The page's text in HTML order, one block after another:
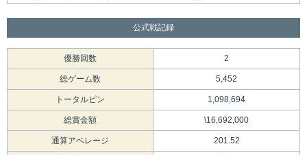
公式戦記録
優勝回数 2
総ゲーム数 5,452
トータルピン 1,098,694
総賞金額 \16,692,000
通算アベレージ 201.52